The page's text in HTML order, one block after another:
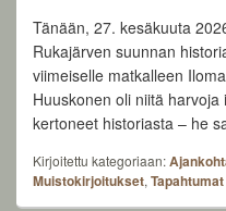
Tänään, 27. kesäkuuta
Rukajärven suunnan
viimeiselle matkalleen
Huuskonen oli niitä
kertoneet historiasta – he
Kirjoitettu kategoriaan:
Muistokirjoitukset, Tapahtumat